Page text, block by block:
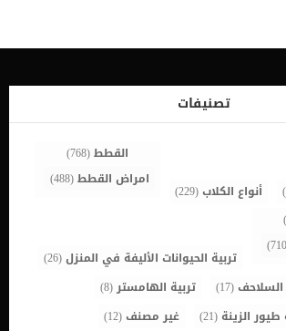
الشهية. القئ. الجفاف. ألم البطن. اصفرار الجلد.
الأسباب تتنوع بين سلالات الكلاب المختلفة،
وراثية أو بسبب مشاكل في طريقة تغذية الكلاب،
السمنة. نلخص لكم الأسباب كالتالي: مشاكل في
تصنيفات
أنواع الكلاب(229)
القطط(768)
امراض القطط(488)
تربية الحيوانات الأليفة في المنزل(26)
السلاحف(17) تربية الهامستر(8)
طيور الزينة (21) غير مصنف(12)